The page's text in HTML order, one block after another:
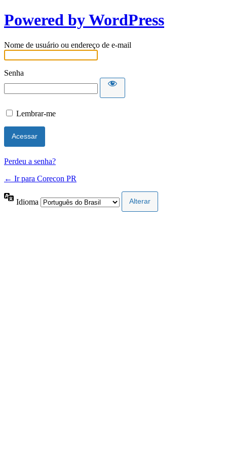
Powered by WordPress
Nome de usuário ou endereço de e-mail
Senha
Lembrar-me
Perdeu a senha?
← Ir para Corecon PR
Idioma